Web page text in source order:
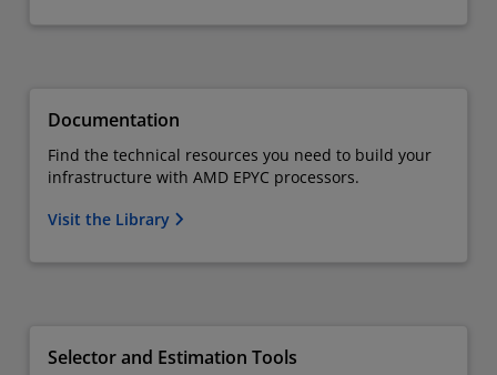
Documentation
Find the technical resources you need to build your
infrastructure with AMD EPYC processors.
Visit the Library
Selector and Estimation Tools